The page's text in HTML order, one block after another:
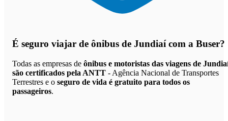
É seguro viajar de ônibus de Jundiaícom a Buser?
Todas as empresas de ônibus e motoristas das viagens de
são certificados pela ANTT - Agência Nacional de Transportes
Terrestres e o seguro de vida é gratuito para todos os
passageiros.